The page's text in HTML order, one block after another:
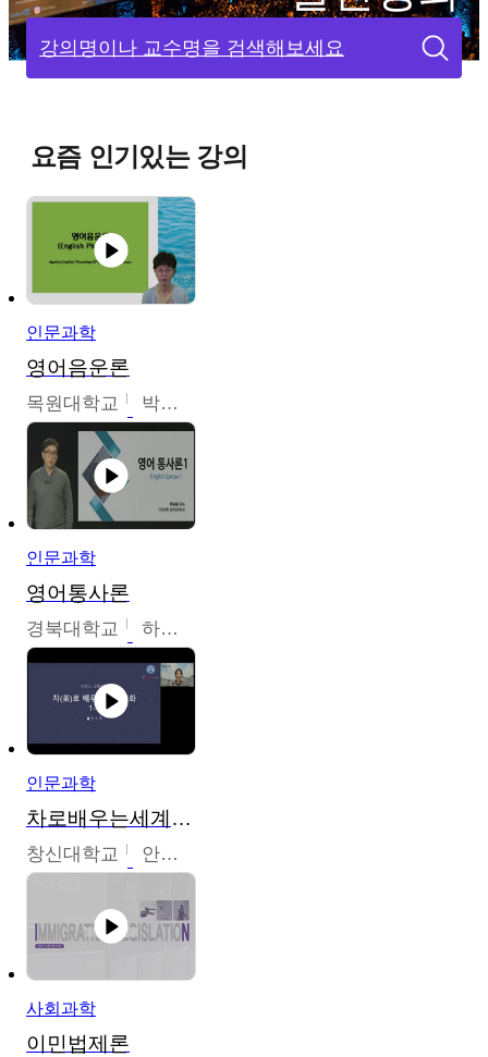
강의명이나 교수명을 검색해보세요
요즘 인기있는 강의
인문과학
영어음운론
목원대학교 박미숙
인문과학
영어통사론
경북대학교 하승완
인문과학
차로배우는세계문화
창신대학교 안소영
사회과학
이민법제론